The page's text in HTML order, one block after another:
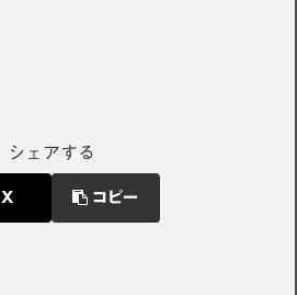
シェアする
X コピー